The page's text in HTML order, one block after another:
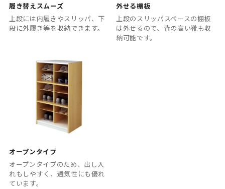
履き替えスムーズ
上段には内履きやスリッパ、下
段に外履き等を収納できます。
外せる棚板
上段のスリッパスペースの棚板
は外せるので、背の高い靴も収
納可能です。
オープンタイプ
オープンタイプのため、出し入
れもしやすく、通気性にも優れ
ています。